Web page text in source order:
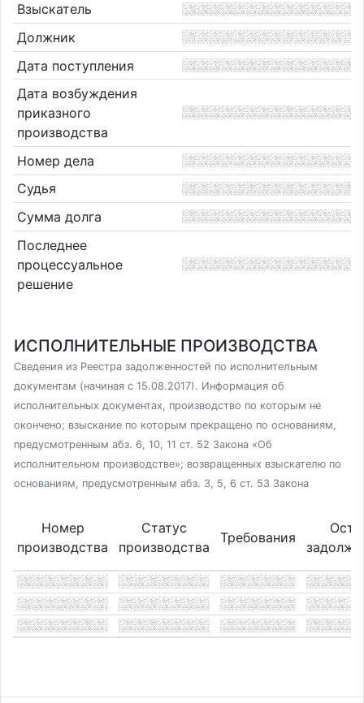
Взыскатель
Должник
Дата поступления
Дата возбуждения
приказного
производства
Номер дела
Судья
Сумма долга
Последнее
процессуальное
решение
ИСПОЛНИТЕЛЬНЫЕ ПРОИЗВОДСТВА
Сведения из Реестра задолженностей по исполнительным
документам (начиная с 15.08.2017). Информация об
исполнительных документах, производство по которым не
окончено; взыскание по которым прекращено по основаниям,
предусмотренным абз. 6, 10, 11 ст. 52 Закона «Об
исполнительном производстве»; возвращенных взыскателю по
основаниям, предусмотренным абз. 3, 5, 6 ст. 53 Закона
Номер
производства
Статус
производства
Требования